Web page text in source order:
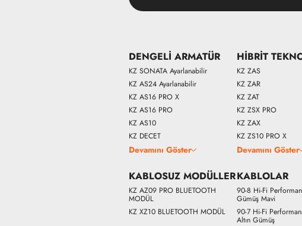
DENGELİ ARMATÜR
KZ SONATA Ayarlanabilir
KZ AS24 Ayarlanabilir
KZ AS16 PRO X
KZ AS16 PRO
KZ AS10
KZ DECET
Devamını Göster
HİBRİT
KZ ZAS
KZ ZAR
KZ ZAT
KZ ZSX PRO
KZ ZAX
KZ ZS10 PRO X
Devamını Göster
KABLOSUZ MODÜLLER
KZ AZ09 PRO BLUETOOTH
MODÜL
KZ XZ10 BLUETOOTH MODÜL
KABLOLAR
90-8 Hi-Fi
Gümüş Mavi
90-7 Hi-Fi
Altın Gümüş